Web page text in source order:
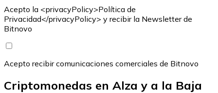
Acepto la <privacyPolicy>Política de
Privacidad</privacyPolicy> y recibir la Newsletter de
Bitnovo
Acepto recibir comunicaciones comerciales de Bitnovo
Criptomonedas en Alza y a la Baja